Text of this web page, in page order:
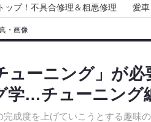
ップ！不具合修理＆粗悪修理 愛
・画像
ューニング」が
学…チューニング
成度を上げていこうとする趣味